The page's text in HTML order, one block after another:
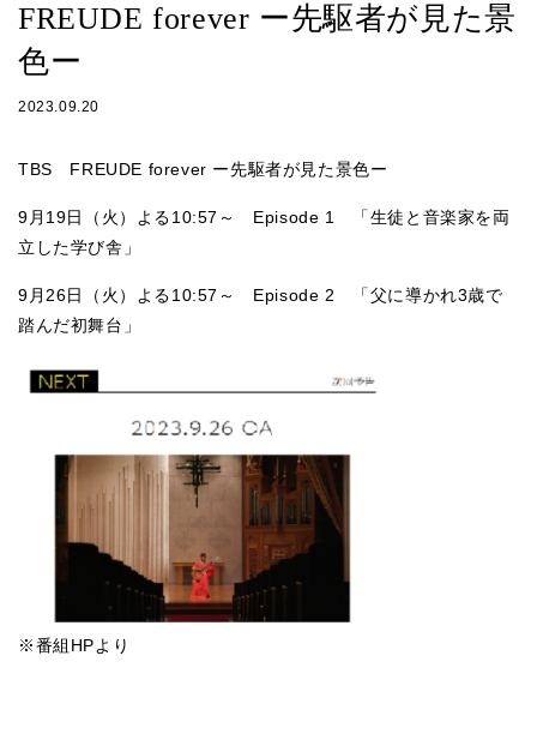
FREUDE forever ー先駆者が見た景
色ー
2023.09.20
TBS FREUDE forever ー先駆者が見た景色ー
9月19日（火）よる10:57～ Episode 1 「生徒と音楽家を両
立した学び舎」
9月26日（火）よる10:57～ Episode 2 「父に導かれ3歳で
踏んだ初舞台」
※番組HPより